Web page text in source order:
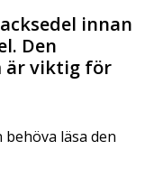
innan
Den
är viktig för
läsa den